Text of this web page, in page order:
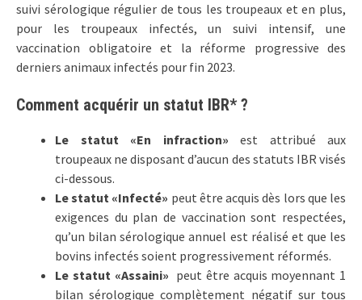
suivi sérologique régulier de tous les troupeaux et en plus,
pour les troupeaux infectés, un suivi intensif, une
vaccination obligatoire et la réforme progressive des
derniers animaux infectés pour fin 2023.
Comment acquérir un statut IBR* ?
Le statut «En infraction» est attribué aux
troupeaux ne disposant d’aucun des statuts IBR visés
ci-dessous.
Le statut «Infecté» peut être acquis dès lors que les
exigences du plan de vaccination sont respectées,
qu’un bilan sérologique annuel est réalisé et que les
bovins infectés soient progressivement réformés.
Le statut «Assaini» peut être acquis moyennant 1
bilan sérologique complètement négatif sur tous